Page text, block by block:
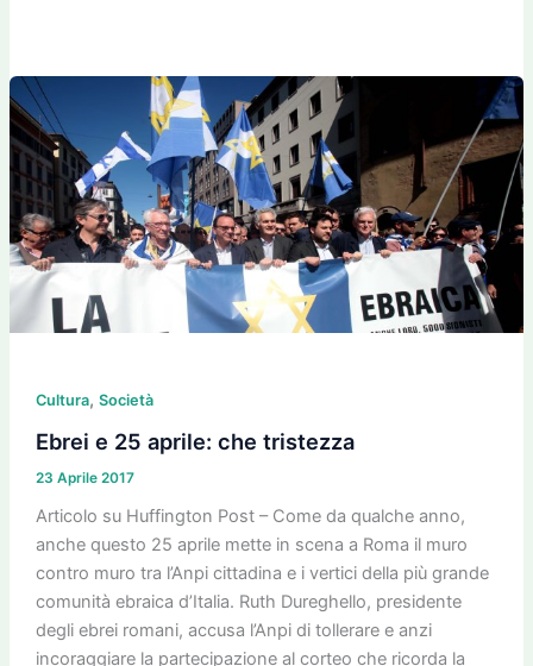
Cultura, Società
Ebrei e 25 aprile: che tristezza
23 Aprile 2017
Articolo su Huffington Post – Come da qualche anno,
anche questo 25 aprile mette in scena a Roma il muro
contro muro tra l’Anpi cittadina e i vertici della più grande
comunità ebraica d’Italia. Ruth Dureghello, presidente
degli ebrei romani, accusa l’Anpi di tollerare e anzi
incoraggiare la partecipazione al corteo che ricorda la
Ebrei
e
25
aprile:
che
tristezza